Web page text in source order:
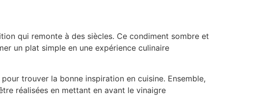
qui remonte à des siècles. Ce condiment sombre et
un plat simple en une expérience culinaire
trouver la bonne inspiration en cuisine. Ensemble,
réalisées en mettant en avant le vinaigre